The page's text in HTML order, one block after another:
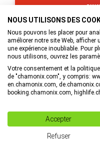
Les informations
transmises au service
Vallée de Chamonix-
votre demande.
En savoir plus sur la
Recevez des bons plans
Soyez le premier informé !
exlusivité en vous abonnant
NOUS UTILISONS DES
Nous pouvons les placer pour
améliorer notre site Web,
une expérience inoubliable. Pour
nous utilisons, ouvrez les
Votre consentement et la
de "chamonix.com", y compris:
en.chamonix.com,
booking.chamonix.com,
Accepter
Refuser